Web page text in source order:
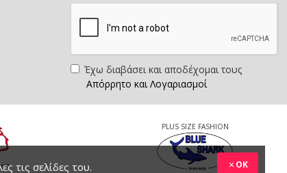
Έχω διαβάσει και αποδέχομαι τους
Απόρρητο και Λογαριασμοί
PLUS SIZE FASHION
OK
τις σελίδες του.